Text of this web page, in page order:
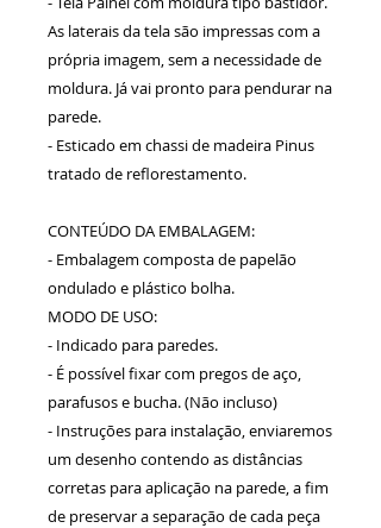
As laterais da tela são impressas com a
própria imagem, sem a necessidade de
moldura. Já vai pronto para pendurar na
parede.
- Esticado em chassi de madeira Pinus
tratado de reflorestamento.
CONTEÚDO DA EMBALAGEM:
- Embalagem composta de papelão
ondulado e plástico bolha.
MODO DE USO:
- Indicado para paredes.
- É possível fixar com pregos de aço,
parafusos e bucha. (Não incluso)
- Instruções para instalação, enviaremos
um desenho contendo as distâncias
corretas para aplicação na parede, a fim
de preservar a separação de cada peça